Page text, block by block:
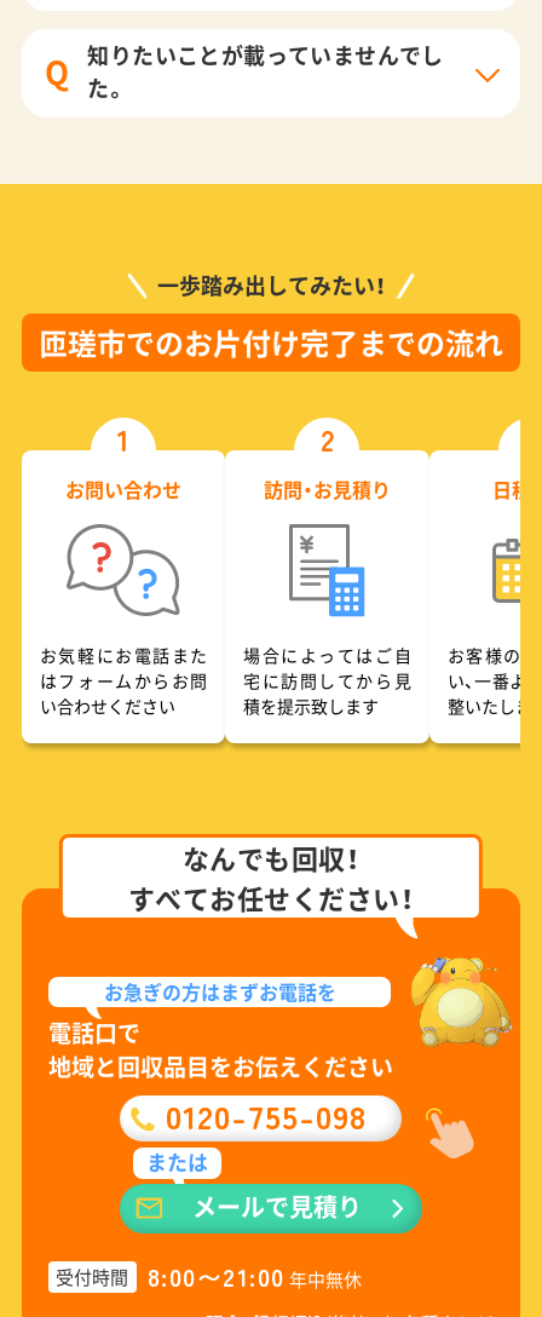
Q
知りたいことが載っていませんでし
た。
一歩踏み出してみたい！
匝瑳市でのお片付け完了までの流れ
1
お問い合わせ
お気軽にお電話また
はフォームからお問
い合わせください
2
訪問・お見積り
場合によってはご自
宅に訪問してから見
積を提示致します
日程
お客様の
い、一番よ
整いたしま
なんでも回収！
すべてお任せください！
お急ぎの方はまずお電話を
電話口で
地域と回収品目をお伝えください
0120-755-098
または
メールで見積り
受付時間 8:00〜21:00 年中無休